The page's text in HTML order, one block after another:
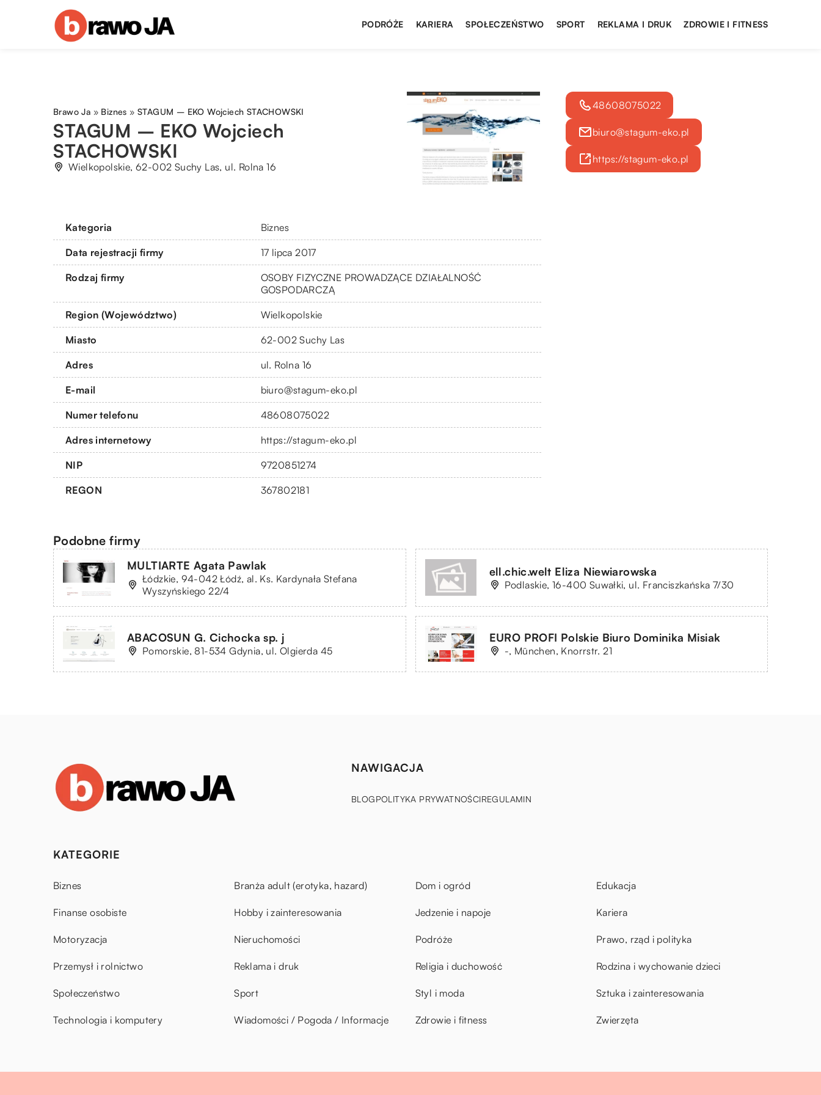
PODRÓŻE KARIERA SPOŁECZEŃSTWO SPORT REKLAMA I DRUK ZDROWIE I FITNESS
Brawo Ja » Biznes »STAGUM – EKO Wojciech STACHOWSKI
STAGUM – EKO Wojciech
STACHOWSKI
Wielkopolskie, 62-002 Suchy Las, ul. Rolna 16
Kategoria Biznes
Data rejestracji firmy 17 lipca 2017
Rodzaj firmy
OSOBY FIZYCZNE PROWADZĄCE DZIAŁALNOŚĆ
GOSPODARCZĄ
Region (Województwo) Wielkopolskie
Miasto 62-002 Suchy Las
Adres ul. Rolna 16
E-mail biuro@stagum-eko.pl
Numer telefonu 48608075022
Adres internetowy https://stagum-eko.pl
NIP 9720851274
REGON 367802181
48608075022
biuro@stagum-eko.pl
https://stagum-eko.pl
Podobne firmy
MULTIARTE Agata Pawlak
Łódzkie, 94-042 Łódź, al. Ks. Kardynała Stefana
Wyszyńskiego 22/4
ell.chic.welt Eliza Niewiarowska
Podlaskie, 16-400 Suwałki, ul. Franciszkańska 7/30
ABACOSUN G. Cichocka sp. j
Pomorskie, 81-534 Gdynia, ul. Olgierda 45
EURO PROFI Polskie Biuro Dominika Misiak
-, München, Knorrstr. 21
NAWIGACJA
BLOGPOLITYKA PRYWATNOŚCIREGULAMIN
KATEGORIE
Biznes Branża adult (erotyka, hazard) Dom i ogród Edukacja
Finanse osobiste Hobby i zainteresowania Jedzenie i napoje Kariera
Motoryzacja Nieruchomości Podróże Prawo, rząd i polityka
Przemysł i rolnictwo Reklama i druk Religia i duchowość Rodzina i wychowanie dzieci
Społeczeństwo Sport Styl i moda Sztuka i zainteresowania
Technologia i komputery Wiadomości / Pogoda / Informacje Zdrowie i fitness Zwierzęta